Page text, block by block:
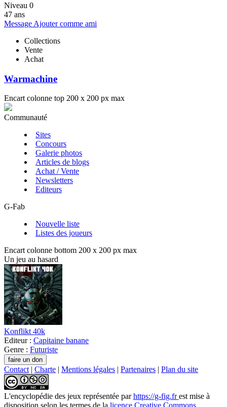
Niveau 0
47 ans
Message Ajouter comme ami
Collections
Vente
Achat
Warmachine
Encart colonne top 200 x 200 px max
Communauté
Sites
Concours
Galerie photos
Articles de blogs
Achat / Vente
Newsletters
Editeurs
G-Fab
Nouvelle liste
Listes des joueurs
Encart colonne bottom 200 x 200 px max
Un jeu au hasard
Konflikt 40k
Editeur : Capitaine banane
Genre : Futuriste
Contact | Charte | Mentions légales | Partenaires | Plan du site
L'encyclopédie des jeux représentée parhttps://g-fig.frest mise à